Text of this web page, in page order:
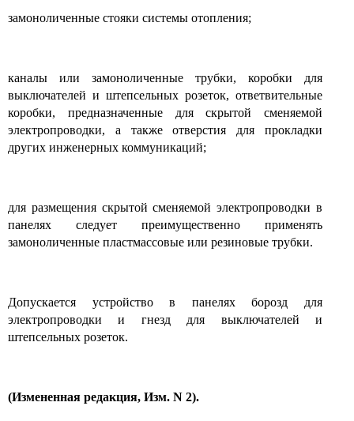
замоноличенные стояки системы отопления;
каналы или замоноличенные трубки, коробки для
выключателей и штепсельных розеток, ответвительные
коробки, предназначенные для скрытой сменяемой
электропроводки, а также отверстия для прокладки
других инженерных коммуникаций;
для размещения скрытой сменяемой электропроводки в
панелях следует преимущественно применять
замоноличенные пластмассовые или резиновые трубки.
Допускается устройство в панелях борозд для
электропроводки и гнезд для выключателей и
штепсельных розеток.
(Измененная редакция, Изм. N 2).